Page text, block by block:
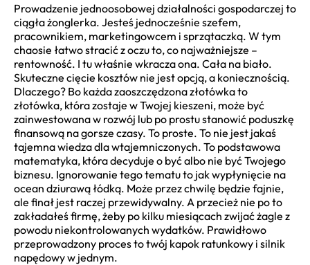
Prowadzenie jednoosobowej działalności gospodarczej to
ciągła żonglerka. Jesteś jednocześnie szefem,
pracownikiem, marketingowcem i sprzątaczką. W tym
chaosie łatwo stracić z oczu to, co najważniejsze –
rentowność. I tu właśnie wkracza ona. Cała na biało.
Skuteczne cięcie kosztów nie jest opcją, a koniecznością.
Dlaczego? Bo każda zaoszczędzona złotówka to
złotówka, która zostaje w Twojej kieszeni, może być
zainwestowana w rozwój lub po prostu stanowić poduszkę
finansową na gorsze czasy. To proste. To nie jest jakaś
tajemna wiedza dla wtajemniczonych. To podstawowa
matematyka, która decyduje o być albo nie być Twojego
biznesu. Ignorowanie tego tematu to jak wypłynięcie na
ocean dziurawą łódką. Może przez chwilę będzie fajnie,
ale finał jest raczej przewidywalny. A przecież nie po to
zakładałeś firmę, żeby po kilku miesiącach zwijać żagle z
powodu niekontrolowanych wydatków. Prawidłowo
przeprowadzony proces to twój kapok ratunkowy i silnik
napędowy w jednym.